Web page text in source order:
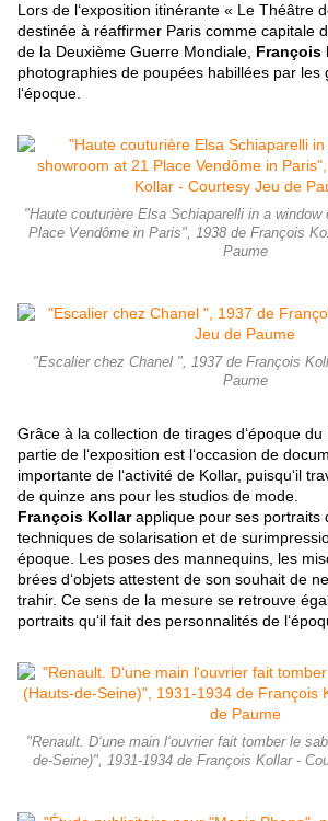
Lors de l‘exposition itinérante « Le Théâtre
destinée à réaffirmer Paris comme capitale
de la Deuxième Guerre Mondiale, François
photographies de poupées habillées par les
l‘époque.
"Haute couturière Elsa Schiaparelli in a window
Place Vendôme in Paris", 1938 de François
Paume
"Escalier chez Chanel ", 1937 de François
Paume
Grâce à la collection de tirages d‘époque
partie de l‘exposition est l‘occasion de
importante de l‘activité de Kollar, puisqu‘il
de quinze ans pour les studios de mode.
François Kollarapplique pour ses portraits
techniques de solarisation et de
époque. Les poses des mannequins, les
brées d‘objets attestent de son souhait de
trahir. Ce sens de la mesure se retrouve
portraits qu‘il fait des personnalités de
"Renault. D‘une main l‘ouvrier fait tomber le
de-Seine)", 1931-1934 de François Kollar -